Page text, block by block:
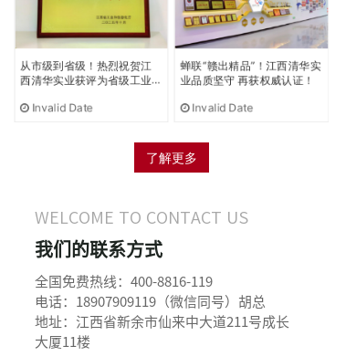
从市级到省级！热烈祝贺江
西清华实业获评为省级工业
Invalid Date
蝉联“赣出精品”！江西清华实
业品质坚守 再获权威认证！
Invalid Date
了解更多
全国免费热线：400-8816-119
电话： 18907909119（微信同号）胡总
地址：江西省新余市仙来中大道211号成长
大厦11楼
WELCOME TO CONTACT US
我们的联系方式